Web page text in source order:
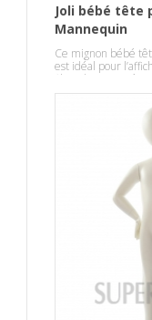
Joli bébé tête
Mannequin
Ce mignon bébé
est idéal pour
fibre de verre